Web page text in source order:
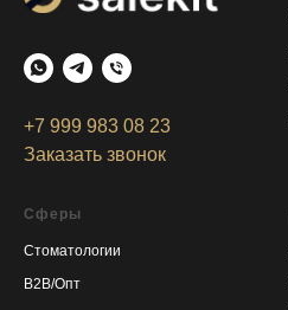
+7 999 983 08 23
Заказать звонок
Сферы
Стоматологии
B2B/Опт